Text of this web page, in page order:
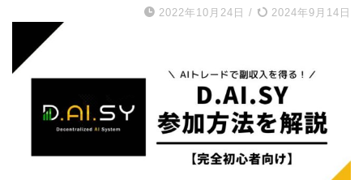
2022年10月24日 / 2024年9月14日